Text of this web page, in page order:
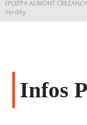
EPLEFPA AUMONT
Verdilly
Infos